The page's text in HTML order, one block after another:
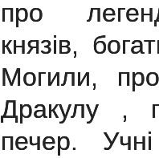
про
князів,
Могили, про
Дракулу ,
печер.